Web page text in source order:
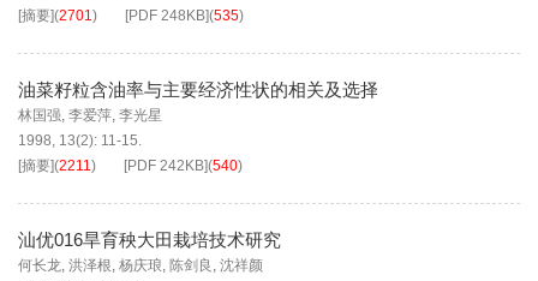
[摘要](2701) [PDF 248KB](535)
油菜籽粒含油率与主要经济性状的相关及选择
林国强, 李爱萍, 李光星
1998, 13(2): 11-15.
[摘要](2211) [PDF 242KB](540)
汕优016旱育秧大田栽培技术研究
何长龙, 洪泽根, 杨庆琅, 陈剑良 , 沈祥颜